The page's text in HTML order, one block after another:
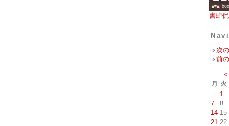
書肆
次
前
<
月
火
1
7
8
14 15
21 22